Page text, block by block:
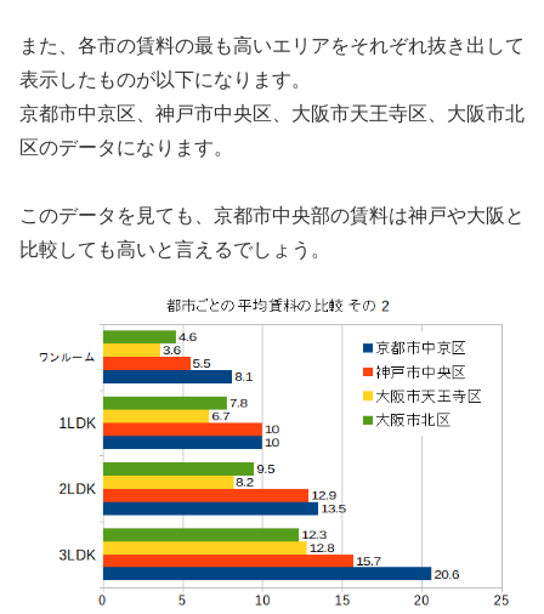
また、各市の賃料の最も高いエリアをそれぞれ抜き出して
表示したものが以下になります。
京都市中京区、神戸市中央区、大阪市天王寺区、大阪市北
区のデータになります。
このデータを見ても、京都市中央部の賃料は神戸や大阪と
比較しても高いと言えるでしょう。